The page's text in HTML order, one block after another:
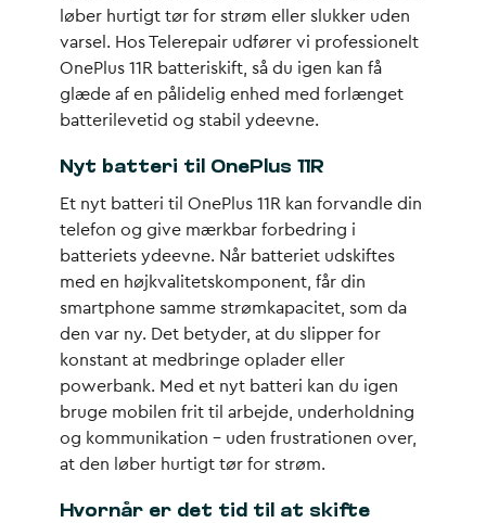
løber hurtigt tør for strøm eller slukker uden
varsel. Hos Telerepair udfører vi professionelt
OnePlus 11R batteriskift, så du igen kan få
glæde af en pålidelig enhed med forlænget
batterilevetid og stabil ydeevne.
Nyt batteri til OnePlus 11R
Et nyt batteri til OnePlus 11R kan forvandle din
telefon og give mærkbar forbedring i
batteriets ydeevne. Når batteriet udskiftes
med en højkvalitetskomponent, får din
smartphone samme strømkapacitet, som da
den var ny. Det betyder, at du slipper for
konstant at medbringe oplader eller
powerbank. Med et nyt batteri kan du igen
bruge mobilen frit til arbejde, underholdning
og kommunikation – uden frustrationen over,
at den løber hurtigt tør for strøm.
Hvornår er det tid til at skifte